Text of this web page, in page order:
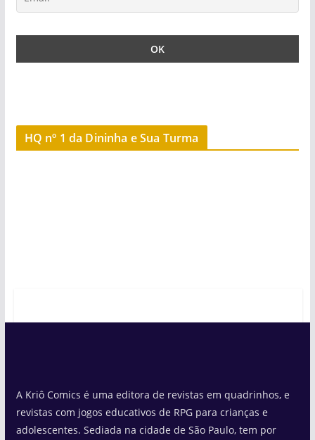
HQ nº 1 da Dininha e Sua Turma
A Kriô Comics é uma editora de revistas em quadrinhos, e
revistas com jogos educativos de RPG para crianças e
adolescentes. Sediada na cidade de São Paulo, tem por